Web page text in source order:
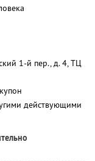
1-й пер., д. 4, ТЦ
действующими